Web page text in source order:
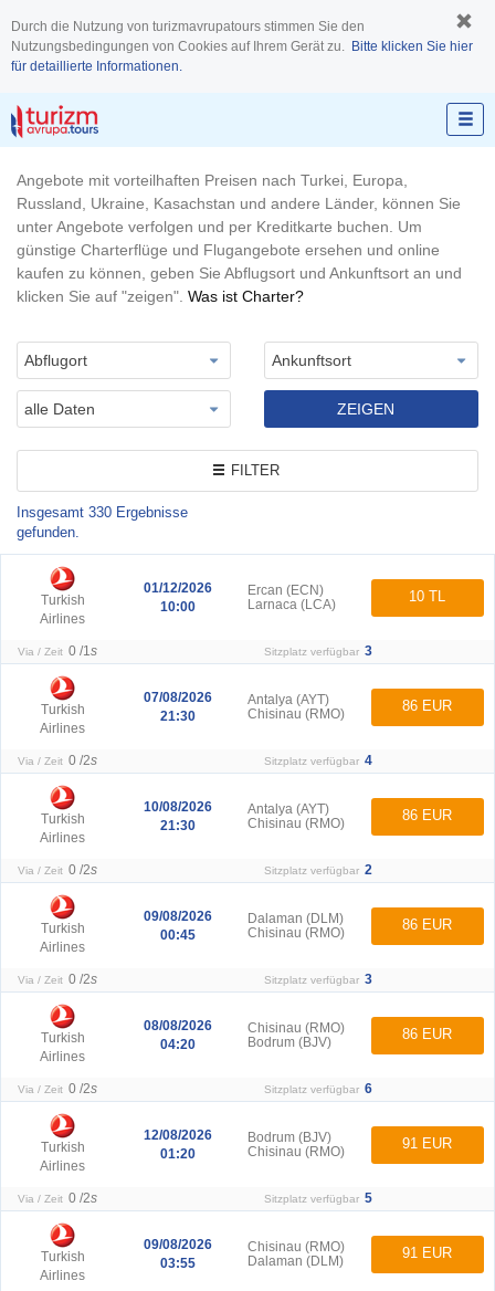
Durch die Nutzung von turizmavrupatours stimmen Sie den
Nutzungsbedingungen von Cookies auf Ihrem Gerät zu. Bitte klicken Sie hier
für detaillierte Informationen.
Angebote mit vorteilhaften Preisen nach Turkei, Europa,
Russland, Ukraine, Kasachstan und andere Länder, können Sie
unter Angebote verfolgen und per Kreditkarte buchen. Um
günstige Charterflüge und Flugangebote ersehen und online
kaufen zu können, geben Sie Abflugsort und Ankunftsort an und
klicken Sie auf "zeigen". Was ist Charter?
Abflugort Ankunftsort
alle Daten
FILTER
Insgesamt 330 Ergebnisse
gefunden.
Turkish
Airlines
01/12/2026
10:00
Ercan (ECN)
Larnaca (LCA)
Via / Zeit 0 /1s Sitzplatz verfügbar 3
10 TL
Turkish
Airlines
07/08/2026
21:30
Antalya (AYT)
Chisinau (RMO)
Via / Zeit 0 /2s Sitzplatz verfügbar 4
86 EUR
Turkish
Airlines
10/08/2026
21:30
Antalya (AYT)
Chisinau (RMO)
Via / Zeit 0 /2s Sitzplatz verfügbar 2
86 EUR
Turkish
Airlines
09/08/2026
00:45
Dalaman (DLM)
Chisinau (RMO)
Via / Zeit 0 /2s Sitzplatz verfügbar 3
86 EUR
Turkish
Airlines
08/08/2026
04:20
Chisinau (RMO)
Bodrum (BJV)
Via / Zeit 0 /2s Sitzplatz verfügbar 6
86 EUR
Turkish
Airlines
12/08/2026
01:20
Bodrum (BJV)
Chisinau (RMO)
Via / Zeit 0 /2s Sitzplatz verfügbar 5
91 EUR
Turkish
Airlines
09/08/2026
03:55
Chisinau (RMO)
Dalaman (DLM)
91 EUR